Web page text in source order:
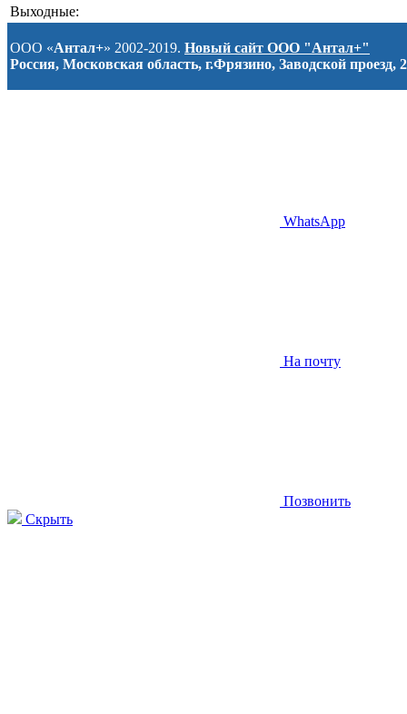
Выходные:
ООО «Антал+» 2002-2019. Новый сайт ООО "Антал+"
Россия, Московская область, г.Фрязино, Заводской проезд, 2
WhatsApp
На почту
Позвонить
Скрыть